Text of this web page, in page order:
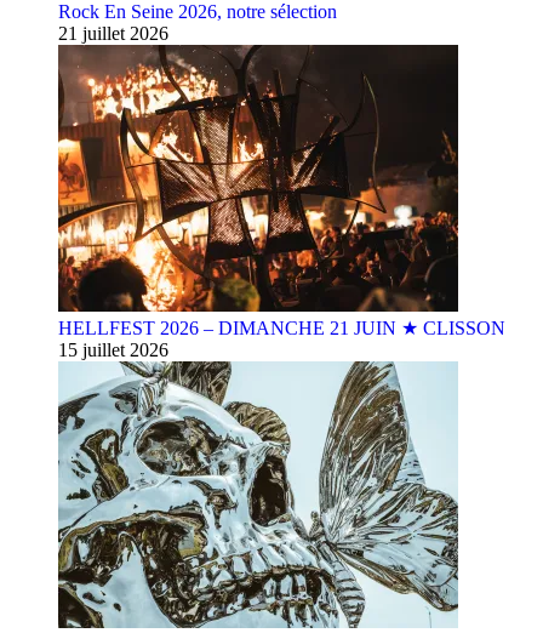
Rock En Seine 2026, notre sélection
21 juillet 2026
HELLFEST 2026 – DIMANCHE 21 JUIN ★ CLISSON
15 juillet 2026